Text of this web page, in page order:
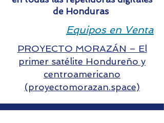
de Honduras
Equipos en Venta
PROYECTO MORAZÁN – El
primer satélite Hondureño y
centroamericano
(proyectomorazan.space)